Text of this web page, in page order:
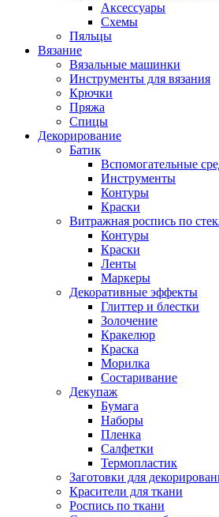
Аксессуары
Схемы
Пяльцы
Вязание
Вязальные машинки
Инструменты для вязания
Крючки
Пряжа
Спицы
Декорирование
Батик
Вспомогательные
Инструменты
Контуры
Краски
Витражная роспись по
Контуры
Краски
Ленты
Маркеры
Декоративные эффекты
Глиттер и блестки
Золочение
Кракелюр
Краска
Морилка
Состаривание
Декупаж
Бумага
Наборы
Пленка
Салфетки
Термопластик
Заготовки для
Красители для ткани
Роспись по ткани